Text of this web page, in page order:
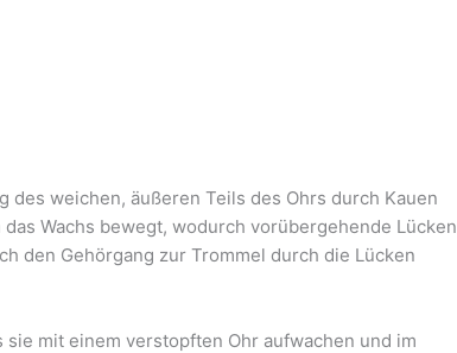
des weichen, äußeren Teils des Ohrs durch Kauen
Wachs bewegt, wodurch vorübergehende Lücken
den Gehörgang zur Trommel durch die Lücken
mit einem verstopften Ohr aufwachen und im